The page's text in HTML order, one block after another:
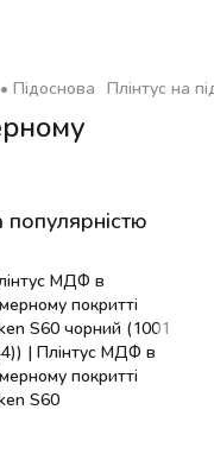
Підоснова Плінтус на
популярністю